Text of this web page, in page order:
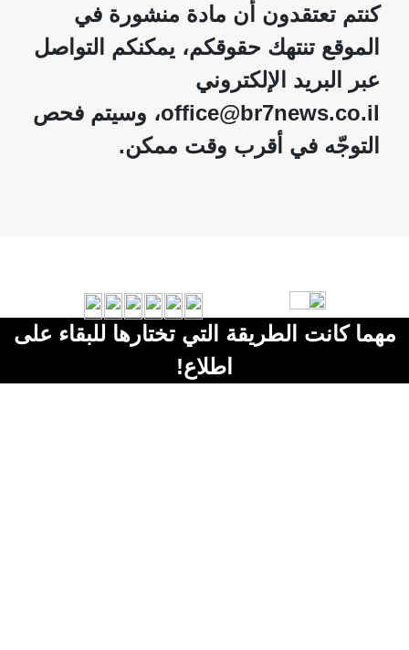
كنتم تعتقدون أن مادة منشورة في
الموقع تنتهك حقوقكم، يمكنكم التواصل
عبر البريد الإلكتروني
office@br7news.co.il، وسيتم فحص
التوجّه في أقرب وقت ممكن.
مهما كانت الطريقة التي تختارها للبقاء على
اطلاع!